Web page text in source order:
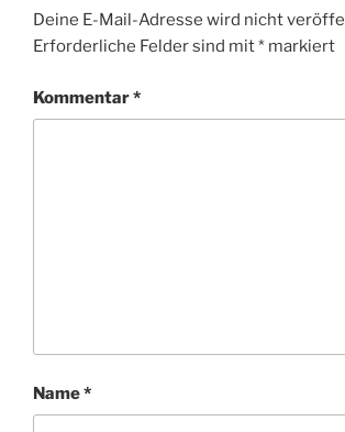
Deine E-Mail-Adresse wird nicht
Erforderliche Felder sind mit* markiert
Kommentar*
Name*